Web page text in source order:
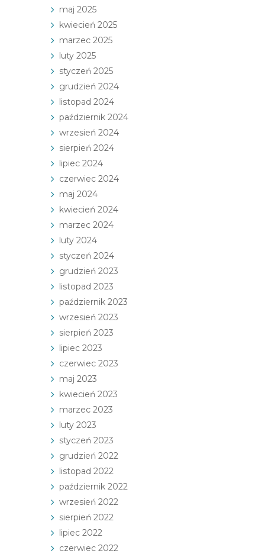
maj 2025
kwiecień 2025
marzec 2025
luty 2025
styczeń 2025
grudzień 2024
listopad 2024
październik 2024
wrzesień 2024
sierpień 2024
lipiec 2024
czerwiec 2024
maj 2024
kwiecień 2024
marzec 2024
luty 2024
styczeń 2024
grudzień 2023
listopad 2023
październik 2023
wrzesień 2023
sierpień 2023
lipiec 2023
czerwiec 2023
maj 2023
kwiecień 2023
marzec 2023
luty 2023
styczeń 2023
grudzień 2022
listopad 2022
październik 2022
wrzesień 2022
sierpień 2022
lipiec 2022
czerwiec 2022